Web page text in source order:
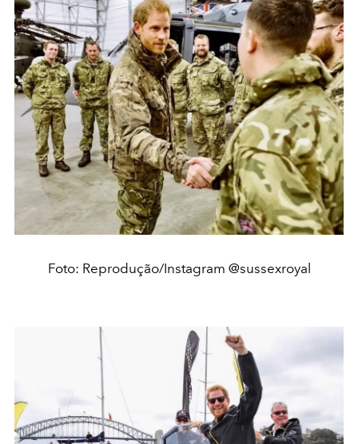
Foto: Reprodução/Instagram @sussexroyal